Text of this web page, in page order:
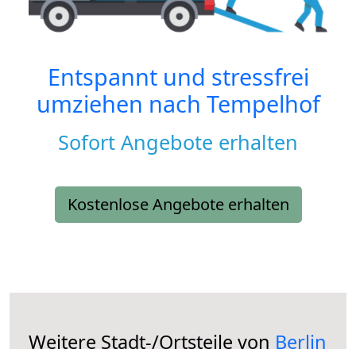
Entspannt und stressfrei
umziehen nach Tempelhof
Sofort Angebote erhalten
Kostenlose Angebote erhalten
Weitere Stadt-/Ortsteile von Berlin